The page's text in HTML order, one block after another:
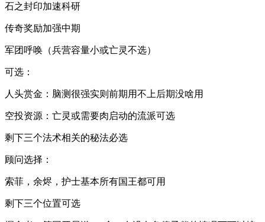
石之封印加速科研
传奇奖励加强中期
军团呼唤（兵营容量小或亡灵不选）
可选：
人头赏金：脑测很强实则前期用不上后期没啥用
空投资源：亡灵或需要肉启动的流派可选
剩下三个法术相关的秘法必选
顾问选择：
索菲，余烬，护士基本所有国王都可用
剩下三个位置可选